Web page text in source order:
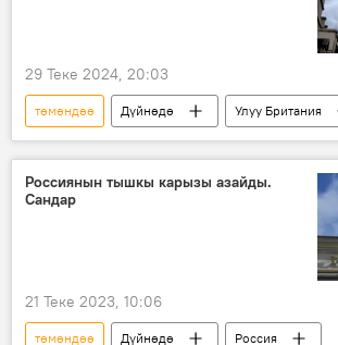
29 Теке 2024, 20:03
төмөндөө Дүйнөдө
Улуу Британия
Россия
Экономика рейтинг
Россиянын тышкы карызы азайды.
Сандар
21 Теке 2023, 10:06
төмөндөө Дүйнөдө
Россия